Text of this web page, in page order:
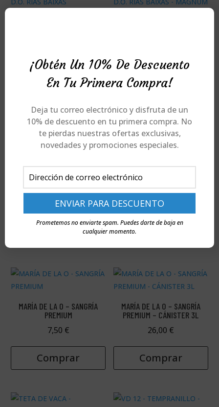
Comprar
19,90€
Comprar
8,50 €
Comprar
LA CHELO NATURAL SWEET –
MALVAR – VINO BLANCO
7,50
MARÍA DE LA O – SANGRÍA
PREMIUM
7,50 €
Comprar
MARÍA DE LA O – SANGRÍA
PREMIUM – CÁNISTER 3L
26,00 €
Comprar
¡Obtén Un 10% De Descuento
En Tu Primera Compra!
Deja tu correo electrónico y disfruta de un
10% de descuento en tu primera compra. No
te pierdas nuestras ofertas exclusivas,
novedades y promociones especiales.
Prometemos no enviarte spam. Puedes darte de baja en
cualquier momento.